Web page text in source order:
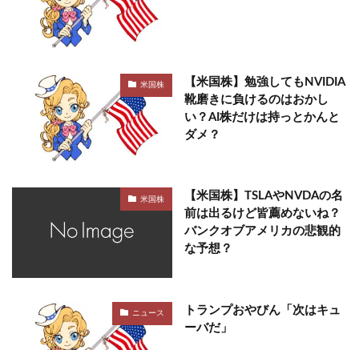
米国株
【米国株】勉強してもNVIDIA
靴磨きに負けるのはおかし
い？AI株だけは持っとかんと
ダメ？
米国株
【米国株】TSLAやNVDAの名
前は出るけど皆薦めないね？
バンクオブアメリカの悲観的
な予想？
ニュース
トランプおやびん「次はキュ
ーバだ」